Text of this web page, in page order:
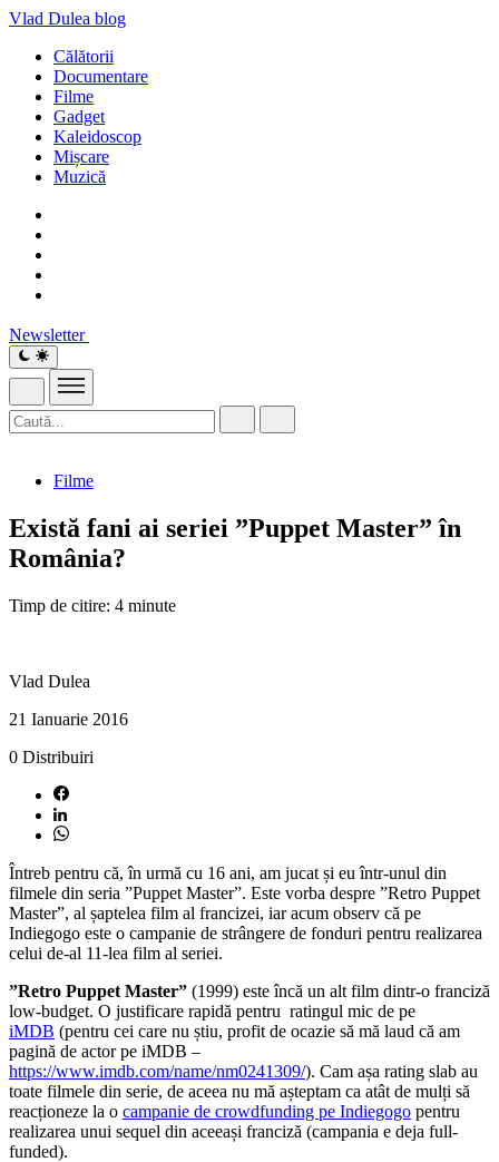
Vlad Dulea blog
Călătorii
Documentare
Filme
Gadget
Kaleidoscop
Mișcare
Muzică
Newsletter
Filme
Există fani ai seriei ”Puppet Master” în
România?
Timp de citire: 4 minute
Vlad Dulea
21 Ianuarie 2016
0 Distribuiri
Întreb pentru că, în urmă cu 16 ani, am jucat și eu într-unul din
filmele din seria ”Puppet Master”. Este vorba despre ”Retro Puppet
Master”, al șaptelea film al francizei, iar acum observ că pe
Indiegogo este o campanie de strângere de fonduri pentru realizarea
celui de-al 11-lea film al seriei.
”Retro Puppet Master” (1999) este încă un alt film dintr-o franciză
low-budget. O justificare rapidă pentru ratingul mic de pe
iMDB (pentru cei care nu știu, profit de ocazie să mă laud că am
pagină de actor pe iMDB –
https://www.imdb.com/name/nm0241309/). Cam așa rating slab au
toate filmele din serie, de aceea nu mă așteptam ca atât de mulți să
reacționeze la o campanie de crowdfunding pe Indiegogo pentru
realizarea unui sequel din aceeași franciză (campania e deja full-
funded).